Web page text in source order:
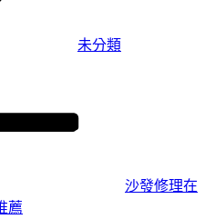
未分類
沙發修理在
薦